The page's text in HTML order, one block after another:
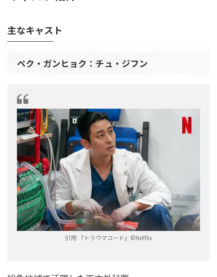
主なキャスト
ペク・ガンヒョク：チュ・ジフン
引用:『トラウマコード』©︎Netflix